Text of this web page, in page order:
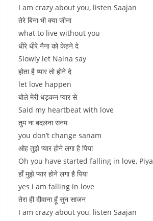
I am crazy about you, listen Saajan
तेरे बिना भी क्या जीना
what to live without you
धीरे धीरे नैना को केहने दे
Slowly let Naina say
होता है प्यार तो होने दे
let love happen
बोले मेरी धड़कन प्यार से
Said my heartbeat with love
तुम ना बदलना सनम
you don’t change sanam
ओह तुझे प्यार होने लगा है पिया
Oh you have started falling in love, Piya
हाँ मुझे प्यार होने लगा है पिया
yes i am falling in love
तेरा ही दीवाना हूँ सुन साजन
I am crazy about you, listen Saajan